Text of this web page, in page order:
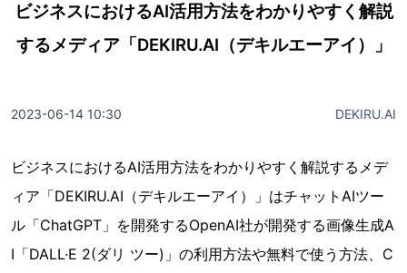
ビジネスにおけるAI活用方法をわかりやすく解説
するメディア「DEKIRU.AI（デキルエーアイ）」
2023-06-14 10:30 DEKIRU.AI
ビジネスにおけるAI活用方法をわかりやすく解説するメデ
ィア「DEKIRU.AI（デキルエーアイ）」はチャットAIツー
ル「ChatGPT」を開発するOpenAI社が開発する画像生成A
I「DALL·E 2(ダリ ツー)」の利用方法や無料で使う方法、C